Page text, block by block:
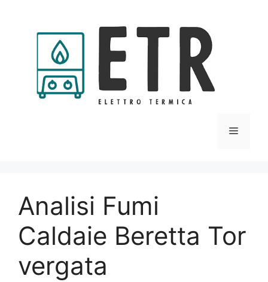
contenuto
Menu
Analisi Fumi
Caldaie Beretta Tor
vergata